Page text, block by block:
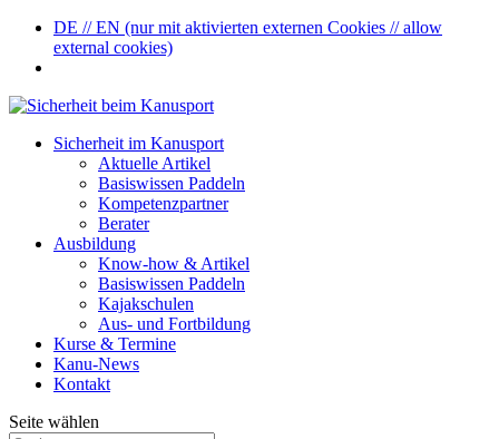
DE // EN (nur mit aktivierten externen Cookies // allow
external cookies)
Sicherheit im Kanusport
Aktuelle Artikel
Basiswissen Paddeln
Kompetenzpartner
Berater
Ausbildung
Know-how & Artikel
Basiswissen Paddeln
Kajakschulen
Aus- und Fortbildung
Kurse & Termine
Kanu-News
Kontakt
Seite wählen